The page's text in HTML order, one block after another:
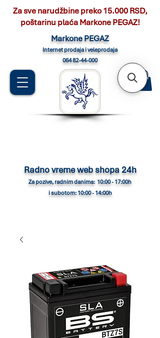
Markone PEGAZ
Internet prodaja i veleprodaja
064 82-44-000
Radno vreme web shopa 24h
Za pozive, radnim danima: 10:00 - 17:00h
i subotom: 10:00 - 14:00h
Za sve narudžbine preko 15.000 RSD,
poštarinu plaća Markone PEGAZ!